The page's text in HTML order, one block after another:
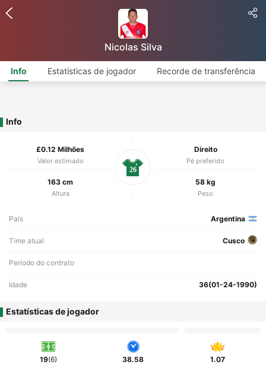
Nicolas Silva
Info Estatísticas de jogador Recorde de transferência
Info
£0.12 Milhões
Valor estimado
Direito
Pé preferido
163 cm
Altura
58 kg
Peso
26
País Argentina
Time atual Cusco
Período do contrato
Idade 36(01-24-1990)
Estatísticas de jogador
19(6) 38.58 1.07